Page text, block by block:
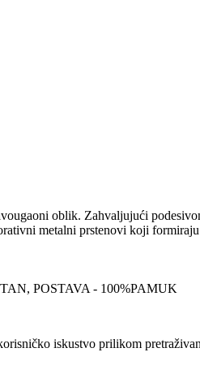
oblik. Zahvaljujući
metalni prstenovi koji
POSTAVA - 100%PAMUK
iskustvo prilikom